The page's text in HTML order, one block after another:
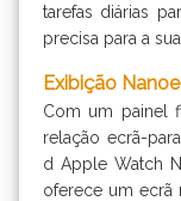
tarefas diárias
precisa para a
Exibição
Com um painel
relação ecrã-
d Apple Watch
oferece um ecrã